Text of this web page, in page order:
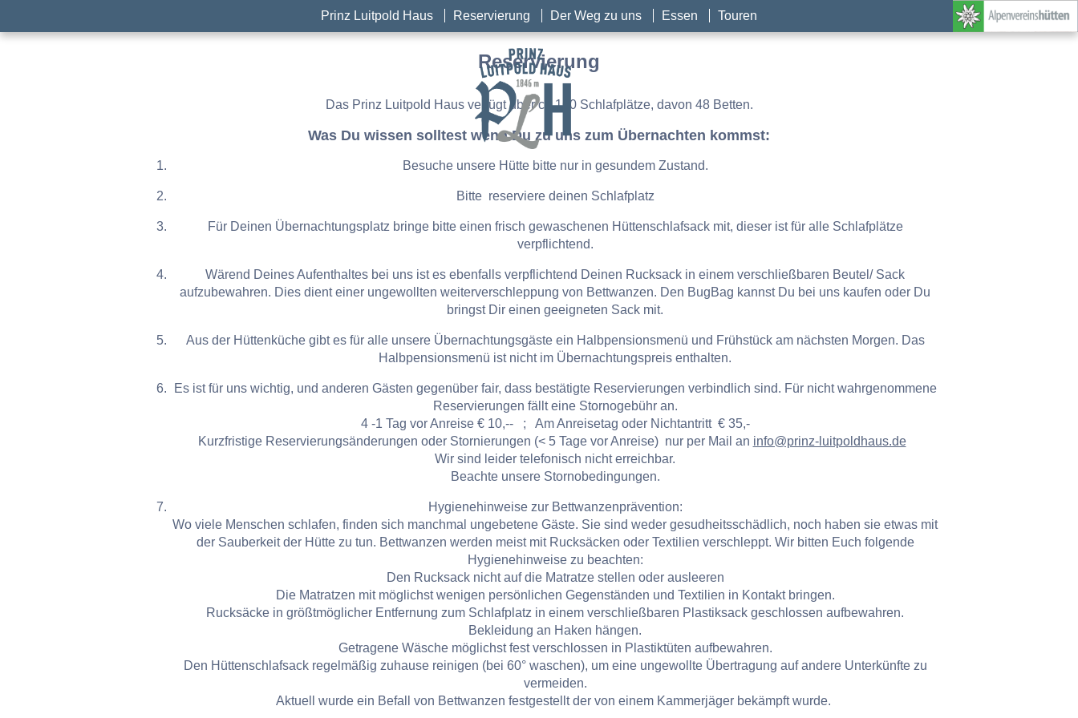
Prinz Luitpold Haus Reservierung Der Weg zu uns Essen Touren
Reservierung
Das Prinz Luitpold Haus verfügt über ca 160 Schlafplätze, davon 48 Betten.
Was Du wissen solltest wenn Du zu uns zum Übernachten kommst:
Besuche unsere Hütte bitte nur in gesundem Zustand.
Bitte reserviere deinen Schlafplatz
Für Deinen Übernachtungsplatz bringe bitte einen frisch gewaschenen Hüttenschlafsack mit, dieser ist für alle Schlafplätze
verpflichtend.
Wärend Deines Aufenthaltes bei uns ist es ebenfalls verpflichtend Deinen Rucksack in einem verschließbaren Beutel/ Sack
aufzubewahren. Dies dient einer ungewollten weiterverschleppung von Bettwanzen. Den BugBag kannst Du bei uns kaufen oder Du
bringst Dir einen geeigneten Sack mit.
Aus der Hüttenküche gibt es für alle unsere Übernachtungsgäste ein Halbpensionsmenü und Frühstück am nächsten Morgen. Das
Halbpensionsmenü ist nicht im Übernachtungspreis enthalten.
Es ist für uns wichtig, und anderen Gästen gegenüber fair, dass bestätigte Reservierungen verbindlich sind. Für nicht wahrgenommene
Reservierungen fällt eine Stornogebühr an.
4 -1 Tag vor Anreise € 10,-- ; Am Anreisetag oder Nichtantritt € 35,-
Kurzfristige Reservierungsänderungen oder Stornierungen (< 5 Tage vor Anreise) nur per Mail an info@prinz-luitpoldhaus.de
Wir sind leider telefonisch nicht erreichbar.
Beachte unsere Stornobedingungen.
Hygienehinweise zur Bettwanzenprävention:
Wo viele Menschen schlafen, finden sich manchmal ungebetene Gäste. Sie sind weder gesudheitsschädlich, noch haben sie etwas mit
der Sauberkeit der Hütte zu tun. Bettwanzen werden meist mit Rucksäcken oder Textilien verschleppt. Wir bitten Euch folgende
Hygienehinweise zu beachten:
Den Rucksack nicht auf die Matratze stellen oder ausleeren
Die Matratzen mit möglichst wenigen persönlichen Gegenständen und Textilien in Kontakt bringen.
Rucksäcke in größtmöglicher Entfernung zum Schlafplatz in einem verschließbaren Plastiksack geschlossen aufbewahren.
Bekleidung an Haken hängen.
Getragene Wäsche möglichst fest verschlossen in Plastiktüten aufbewahren.
Den Hüttenschlafsack regelmäßig zuhause reinigen (bei 60° waschen), um eine ungewollte Übertragung auf andere Unterkünfte zu
vermeiden.
Aktuell wurde ein Befall von Bettwanzen festgestellt der von einem Kammerjäger bekämpft wurde.